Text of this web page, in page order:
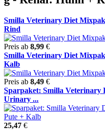
Smilla Veterinary Diet
Rind
Preis ab 8,99 €
Smilla Veterinary Diet
Kalb
Preis ab 8,49 €
Sparpaket: Smilla Veterinary
Urinary ...
25,47 €